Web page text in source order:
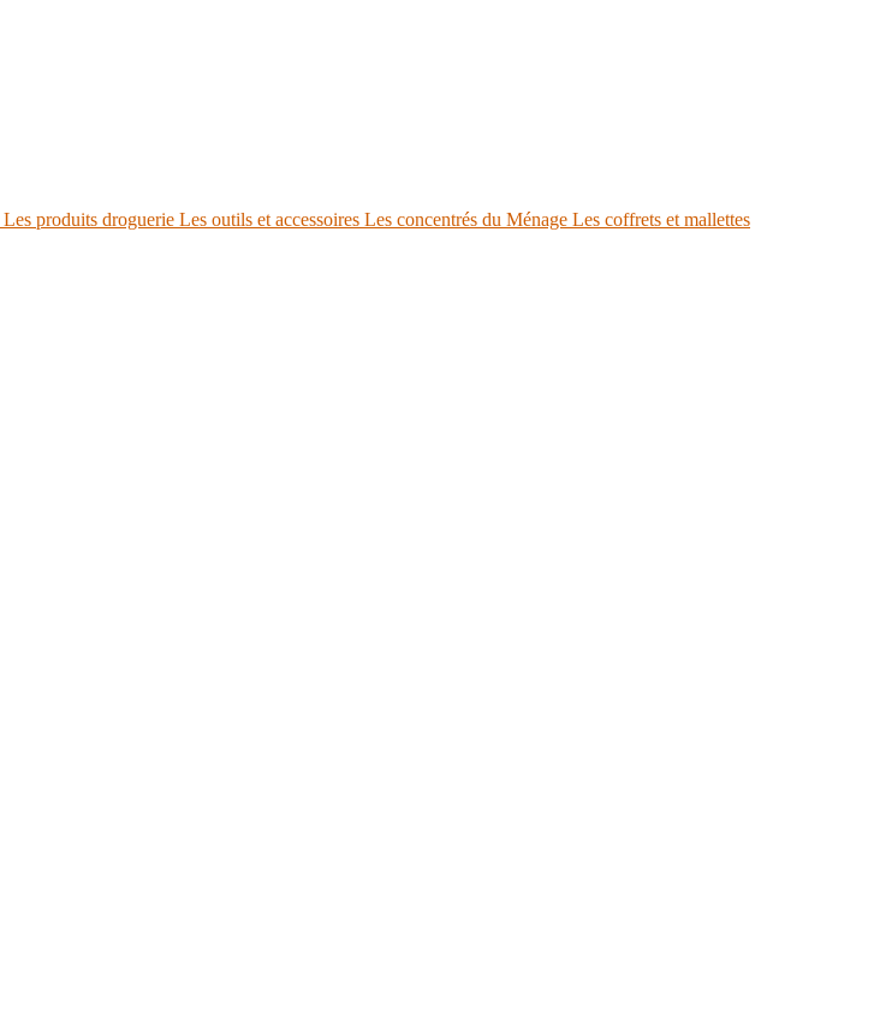
Les produits droguerie Les outils et accessoires Les concentrés du Ménage Les coffrets et mallettes